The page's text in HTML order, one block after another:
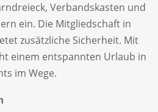
Verbandskasten und
ein. Die Mitgliedschaft in
zusätzliche Sicherheit. Mit
einem entspannten Urlaub in
im Wege.